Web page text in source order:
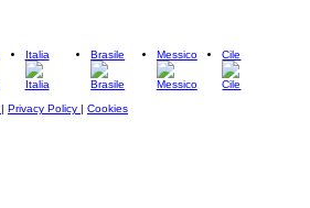
Italia Brasile Messico Cile
| Privacy Policy | Cookies